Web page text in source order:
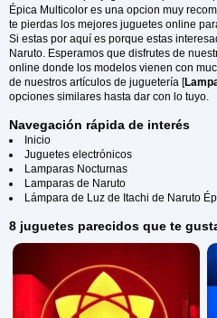
Épica Multicolor es una opcion muy
te pierdas los mejores juguetes online
Si estas por aquí es porque estas
Naruto. Esperamos que disfrutes de nuestro amplio catálogo de juguetes
online donde los modelos vienen con
de nuestros artículos de juguetería [
opciones similares hasta dar con lo tuyo.
Navegación rápida de interés
Inicio
Juguetes electrónicos
Lamparas Nocturnas
Lamparas de Naruto
Lámpara de Luz de Itachi de Naruto
8 juguetes parecidos que te